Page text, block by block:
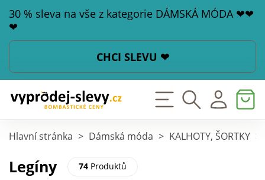
30 % sleva na vše z kategorie DÁMSKÁ MÓDA ❤❤
❤
CHCI SLEVU ❤
Hlavní stránka > Dámská móda > KALHOTY, ŠORTKY >
Legíny 74Produktů